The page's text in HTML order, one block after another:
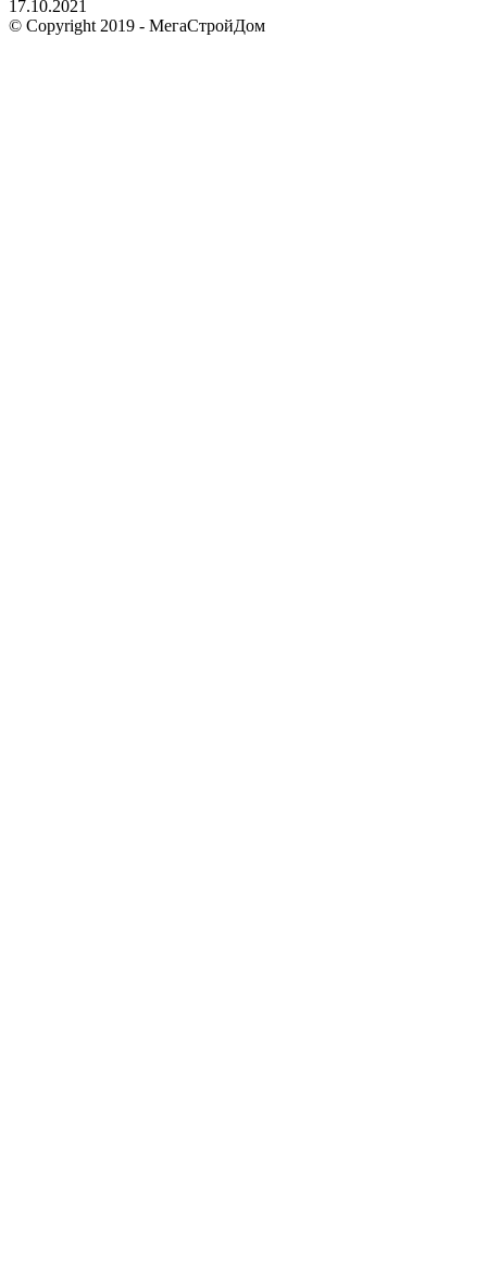
17.10.2021
© Copyright 2019 - МегаСтройДом